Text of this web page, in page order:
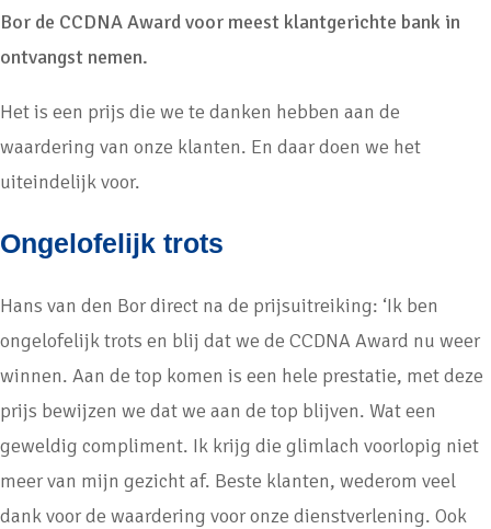
Bor de CCDNA Award voor meest klantgerichte bank in
ontvangst nemen.
Het is een prijs die we te danken hebben aan de
waardering van onze klanten. En daar doen we het
uiteindelijk voor.
Ongelofelijk trots
Hans van den Bor direct na de prijsuitreiking: ‘Ik ben
ongelofelijk trots en blij dat we de CCDNA Award nu weer
winnen. Aan de top komen is een hele prestatie, met deze
prijs bewijzen we dat we aan de top blijven. Wat een
geweldig compliment. Ik krijg die glimlach voorlopig niet
meer van mijn gezicht af. Beste klanten, wederom veel
dank voor de waardering voor onze dienstverlening. Ook